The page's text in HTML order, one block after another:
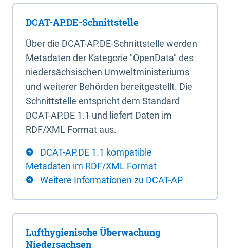
DCAT-AP.DE-Schnittstelle
Über die DCAT-AP.DE-Schnittstelle werden
Metadaten der Kategorie "OpenData" des
niedersächsischen Umweltministeriums
und weiterer Behörden bereitgestellt. Die
Schnittstelle entspricht dem Standard
DCAT-AP.DE 1.1 und liefert Daten im
RDF/XML Format aus.
DCAT-AP.DE 1.1 kompatible
Metadaten im RDF/XML Format
Weitere Informationen zu DCAT-AP
Lufthygienische Überwachung
Niedersachsen